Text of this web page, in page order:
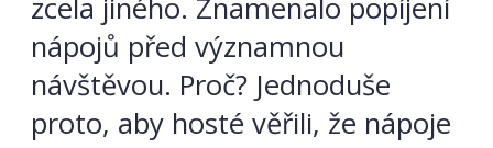
zcela jiného. Znamenalo popíjení
nápojů před významnou
návštěvou. Proč? Jednoduše
proto, aby hosté věřili, že nápoje